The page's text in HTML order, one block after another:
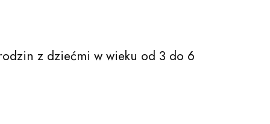
z dziećmi w wieku od 3 do 6